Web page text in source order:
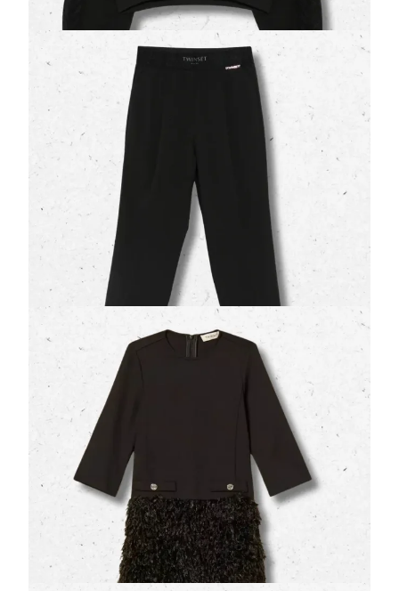
Titolo: Pantaloni a Palazzo Twinset Ragazza
Neri in Flanella con Pieghe
(0 Valutazioni)
Twinset
Pantaloni e Jeans Ragazza
Eleganza e movimento in un unico capo: i
pantaloni
a palazzo firmati Twinset
in flanella nera si dist…
Abito Corto Twinset Ragazza Nero con
Dettaglio Faux Fur
(0 Valutazioni)
Twinset
Abiti
Un capo elegante e ricercato per le occasioni speciali:
abito corto firmato Twinset in colorazione …